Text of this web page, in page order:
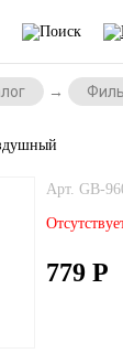
Арт. GB-
779 Р